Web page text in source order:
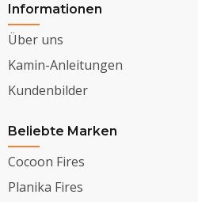
Informationen
Über uns
Kamin-Anleitungen
Kundenbilder
Beliebte Marken
Cocoon Fires
Planika Fires